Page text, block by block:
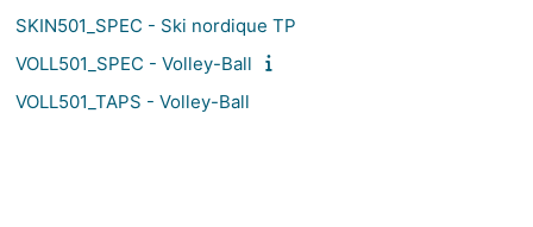
SKIN501_SPEC - Ski nordique TP
VOLL501_SPEC - Volley-Ball
VOLL501_TAPS - Volley-Ball